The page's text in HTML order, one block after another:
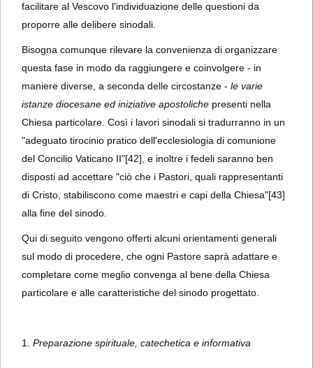
facilitare al Vescovo l'individuazione delle questioni da
proporre alle delibere sinodali.
Bisogna comunque rilevare la convenienza di organizzare
questa fase in modo da raggiungere e coinvolgere - in
maniere diverse, a seconda delle circostanze - le varie
istanze diocesane ed iniziative apostoliche presenti nella
Chiesa particolare. Così i lavori sinodali si tradurranno in un
"adeguato tirocinio pratico dell'ecclesiologia di comunione
del Concilio Vaticano II"[42], e inoltre i fedeli saranno ben
disposti ad accettare "ciò che i Pastori, quali rappresentanti
di Cristo, stabiliscono come maestri e capi della Chiesa"[43]
alla fine del sinodo.
Qui di seguito vengono offerti alcuni orientamenti generali
sul modo di procedere, che ogni Pastore saprà adattare e
completare come meglio convenga al bene della Chiesa
particolare e alle caratteristiche del sinodo progettato.
1. Preparazione spirituale, catechetica e informativa